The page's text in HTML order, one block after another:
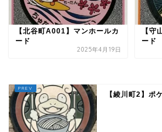
【北谷町A001】マンホールカ
ード
2025年4月19日
【守
ード
【綾川町2】ポ